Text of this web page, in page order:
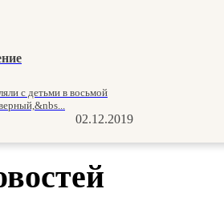
с детьми в восьмой
02.12.2019